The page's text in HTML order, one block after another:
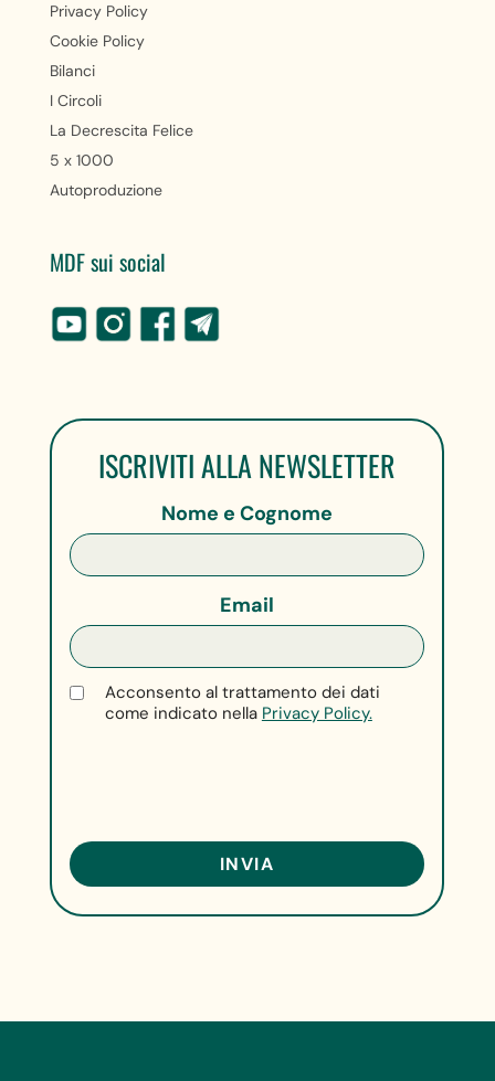
Privacy Policy
Cookie Policy
Bilanci
I Circoli
La Decrescita Felice
5 x 1000
Autoproduzione
MDF sui social
ISCRIVITI ALLA NEWSLETTER
Nome e Cognome
Email
Acconsento al trattamento dei dati
come indicato nella Privacy Policy.